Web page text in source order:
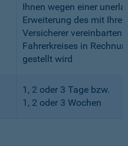
Ihnen wegen einer
Erweiterung des mit
Versicherer vereinbarten
Fahrerkreises in
gestellt wird
1, 2 oder 3 Tage bzw.
1, 2 oder 3 Wochen